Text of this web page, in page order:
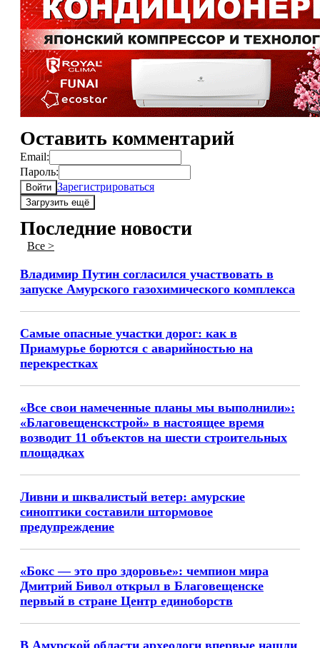
Оставить комментарий
Email:
Пароль:
Войти Зарегистрироваться
Загрузить ещё
Последние новости
Все >
Владимир Путин согласился участвовать в
запуске Амурского газохимического комплекса
Самые опасные участки дорог: как в
Приамурье борются с аварийностью на
перекрестках
«Все свои намеченные планы мы выполнили»:
«Благовещенскстрой» в настоящее время
возводит 11 объектов на шести строительных
площадках
Ливни и шквалистый ветер: амурские
синоптики составили штормовое
предупреждение
«Бокс — это про здоровье»: чемпион мира
Дмитрий Бивол открыл в Благовещенске
первый в стране Центр единоборств
В Амурской области археологи впервые нашли